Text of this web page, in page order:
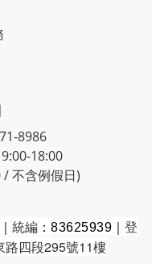
8986
18:00
不含例假日)
｜ 統編 ： 83625939 ｜ 登
路四段295號11樓